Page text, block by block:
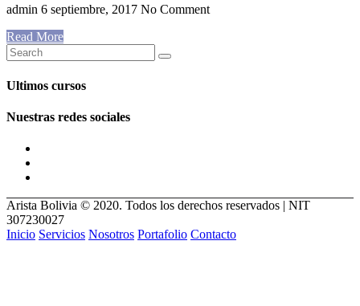
admin 6 septiembre, 2017 No Comment
Read More
Ultimos cursos
Nuestras redes sociales
Arista Bolivia © 2020. Todos los derechos reservados | NIT
307230027
Inicio Servicios Nosotros Portafolio Contacto